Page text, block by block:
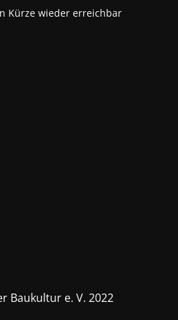
Kürze wieder erreichbar
Baukultur e. V. 2022